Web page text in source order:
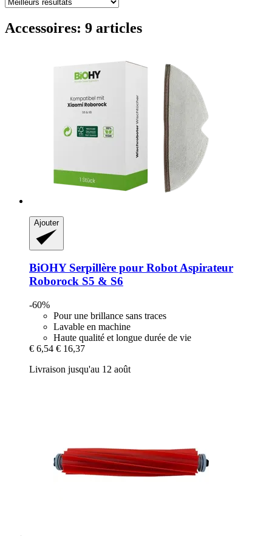
Accessoires: 9 articles
Ajouter
BiOHYSerpillère pour Robot Aspirateur
Roborock S5 & S6
-60%
Pour une brillance sans traces
Lavable en machine
Haute qualité et longue durée de vie
€ 6,54 € 16,37
Livraison jusqu'au 12 août